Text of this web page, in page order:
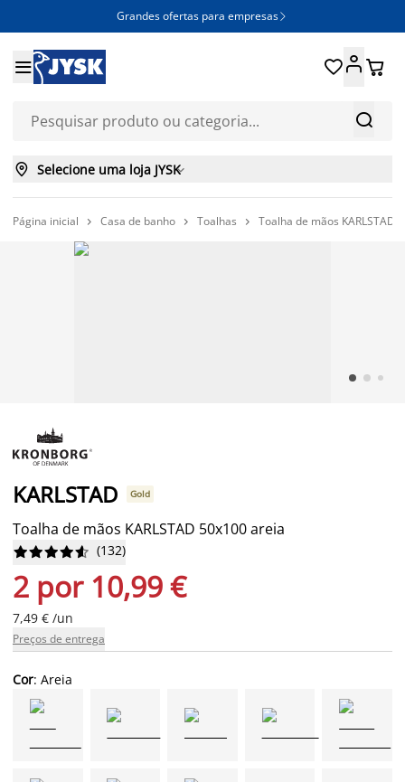
Grandes ofertas para empresas 


 
 Selecione uma loja JYSK
Página inicial  Casa de banho  Toalhas  Toalha de mãos KARLSTAD
KARLSTAD Gold
Toalha de mãos KARLSTAD 50x100 areia





 (132)
2 por 10,99 €
7,49 € /un
Preços de entrega
Cor: Areia